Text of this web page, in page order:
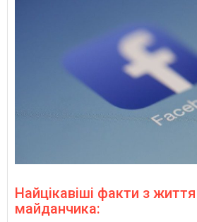
Найцікавіші факти з
майданчика: